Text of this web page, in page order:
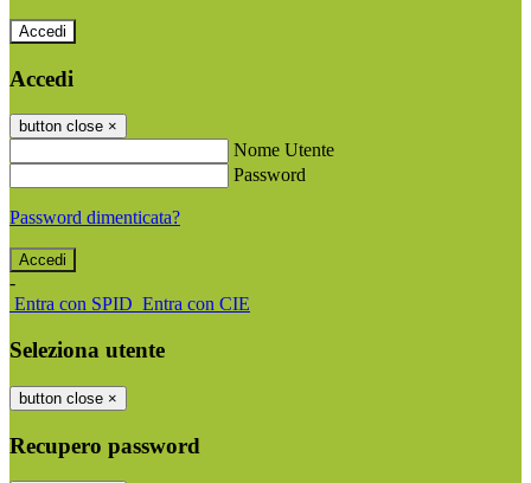
Accedi
Accedi
button close ×
Nome Utente
Password
Password dimenticata?
-
Entra con SPID Entra con CIE
Seleziona utente
button close ×
Recupero password